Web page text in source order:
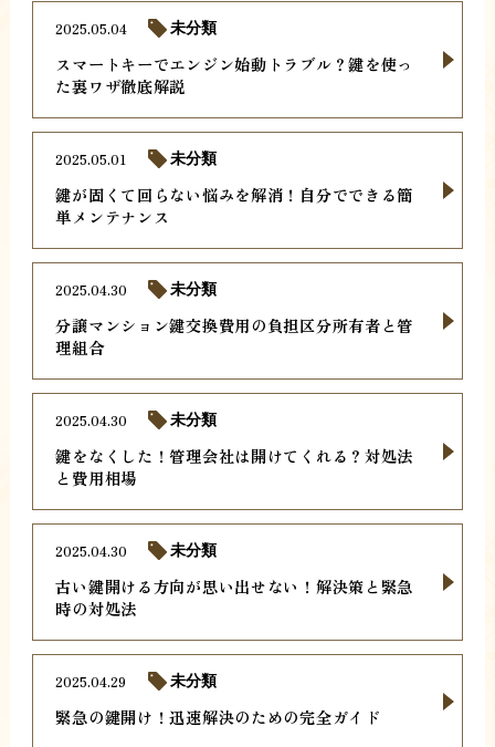
スマートキーでエンジン始動トラブル？鍵を使っ
た裏ワザ徹底解説
2025.05.04 未分類
鍵が固くて回らない悩みを解消！自分でできる簡
単メンテナンス
2025.05.01 未分類
分譲マンション鍵交換費用の負担区分所有者と管
理組合
2025.04.30 未分類
鍵をなくした！管理会社は開けてくれる？対処法
と費用相場
2025.04.30 未分類
古い鍵開ける方向が思い出せない！解決策と緊急
時の対処法
2025.04.30 未分類
緊急の鍵開け！迅速解決のための完全ガイド
2025.04.29 未分類